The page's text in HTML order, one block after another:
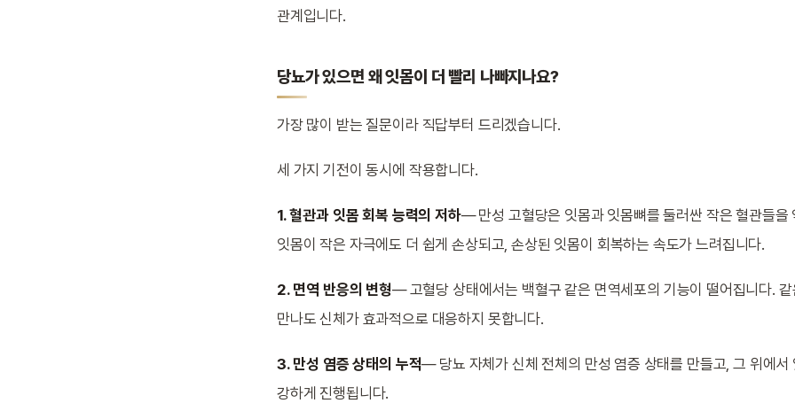
관계입니다.
당뇨가 있으면 왜 잇몸이 더 빨리 나빠지나요?
가장 많이 받는 질문이라 직답부터 드리겠습니다.
세 가지 기전이 동시에 작용합니다.
1. 혈관과 잇몸 회복 능력의 저하— 만성 고혈당은 잇몸과 잇몸뼈를 둘러싼 작은 혈관들을
잇몸이 작은 자극에도 더 쉽게 손상되고, 손상된 잇몸이 회복하는 속도가 느려집니다.
2. 면역 반응의 변형— 고혈당 상태에서는 백혈구 같은 면역세포의 기능이 떨어집니다.
만나도 신체가 효과적으로 대응하지 못합니다.
3. 만성 염증 상태의 누적— 당뇨 자체가 신체 전체의 만성 염증 상태를 만들고, 그 위에서
강하게 진행됩니다.